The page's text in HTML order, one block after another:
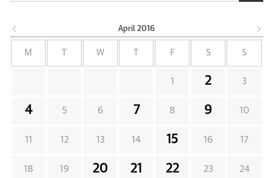
April 2016
M W F S S
1 2 3
4 5 6 7 8 9 10
11 12 13 14 15 16 17
18 19 20 21 22 23 24